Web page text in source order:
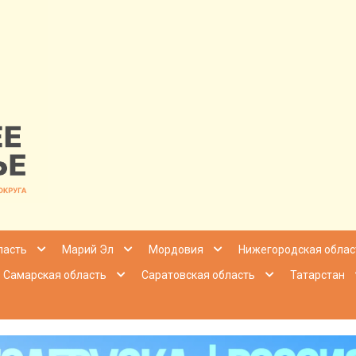
|Марий Эл Мордовия
Нижегородская
Самарская область Саратовская область
Татарстан